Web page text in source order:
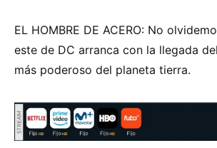
EL HOMBRE DE ACERO: No
este de DC arranca con la llegada
más poderoso del planeta tierra.